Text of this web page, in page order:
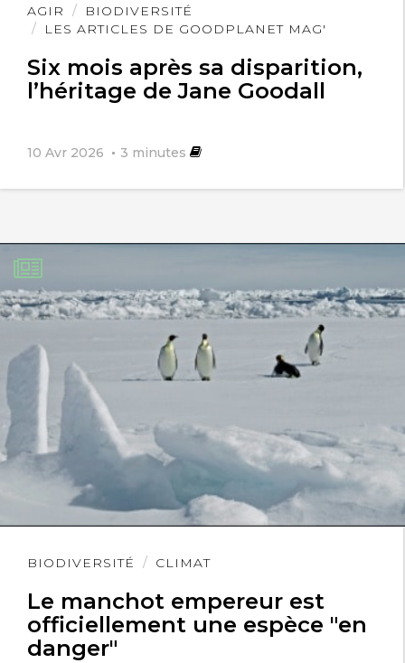
AGIR
BIODIVERSITÉ
LES ARTICLES DE GOODPLANET MAG'
Six mois après sa disparition,
l’héritage de Jane Goodall
10 Avr 2026 3 minutes
Lire
l'article
BIODIVERSITÉ CLIMAT
Le manchot empereur est
officiellement une espèce "en
danger"
Lire